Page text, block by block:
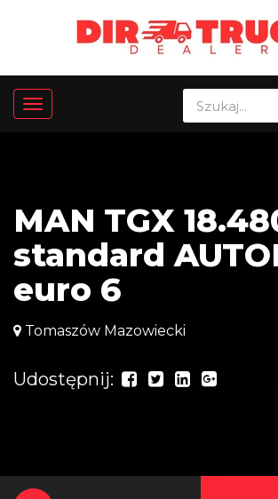
MAN TGX
standard
euro 6
Tomaszów Mazowiecki
Udostępnij: